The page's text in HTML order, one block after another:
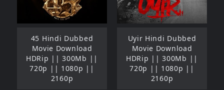
45 Hindi Dubbed
Movie Download
HDRip || 300Mb ||
720p || 1080p ||
2160p
Uyir Hindi Dubbed
Movie Download
HDRip || 300Mb ||
720p || 1080p ||
2160p